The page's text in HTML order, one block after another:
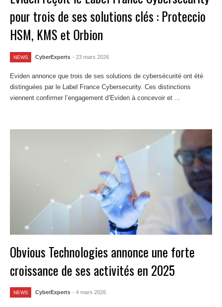
pour trois de ses solutions clés : Proteccio
HSM, KMS et Orbion
NEWS CyberExperts - 23 mars 2026
Eviden annonce que trois de ses solutions de cybersécurité ont été
distinguées par le Label France Cybersecurity. Ces distinctions
viennent confirmer l’engagement d’Eviden à concevoir et ...
Obvious Technologies annonce une forte
croissance de ses activités en 2025
NEWS CyberExperts - 4 mars 2026